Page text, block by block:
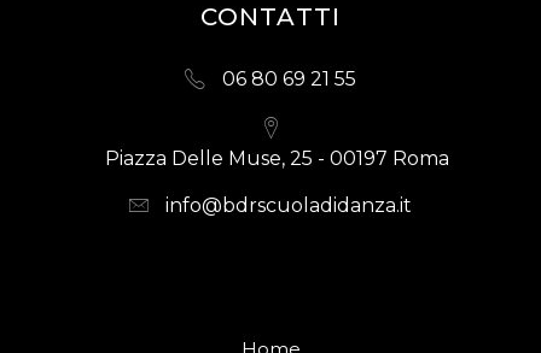
CONTATTI
06 80 69 21 55
Piazza Delle Muse, 25 - 00197 Roma
info@bdrscuoladidanza.it